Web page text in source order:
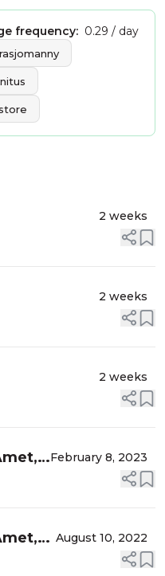
frequency: 0.29 / day
rasjomanny
2 weeks
2 weeks
2 weeks
February 8, 2023
August 10, 2022